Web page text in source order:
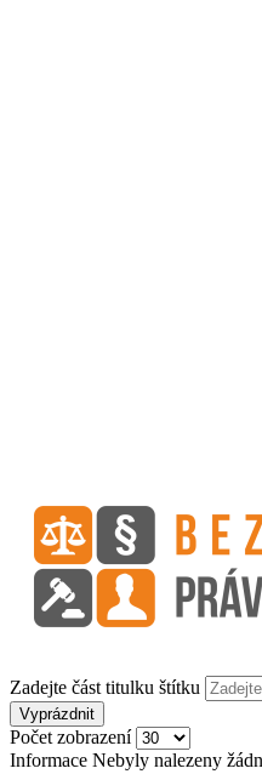
Zadejte část titulku štítku
Vyprázdnit
Počet zobrazení
Informace Nebyly nalezeny